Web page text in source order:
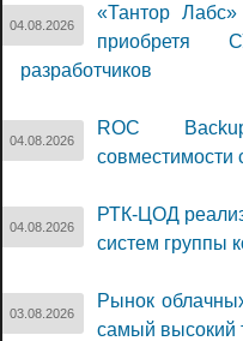
04.08.2026
«Тантор
разработчиков
04.08.2026
ROC
совместимости
04.08.2026
РТК-ЦОД
систем группы
03.08.2026
Рынок
самый высокий